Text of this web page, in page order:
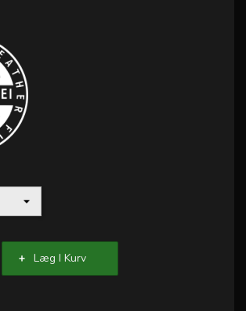
Læg I Kurv